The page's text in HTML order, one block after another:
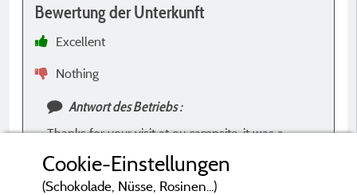
Bewertung der Unterkunft
Excellent
Nothing
Antwort des Betriebs :
Thanks for your visit at ou campsite. it was a
pleasure to welcome you. See you ! With kind
regards Christine & Olivier
Cookie-Einstellungen
(Schokolade, Nüsse, Rosinen...)